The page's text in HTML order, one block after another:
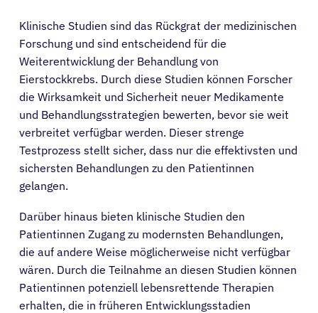
Klinische Studien sind das Rückgrat der medizinischen
Forschung und sind entscheidend für die
Weiterentwicklung der Behandlung von
Eierstockkrebs. Durch diese Studien können Forscher
die Wirksamkeit und Sicherheit neuer Medikamente
und Behandlungsstrategien bewerten, bevor sie weit
verbreitet verfügbar werden. Dieser strenge
Testprozess stellt sicher, dass nur die effektivsten und
sichersten Behandlungen zu den Patientinnen
gelangen.
Darüber hinaus bieten klinische Studien den
Patientinnen Zugang zu modernsten Behandlungen,
die auf andere Weise möglicherweise nicht verfügbar
wären. Durch die Teilnahme an diesen Studien können
Patientinnen potenziell lebensrettende Therapien
erhalten, die in früheren Entwicklungsstadien